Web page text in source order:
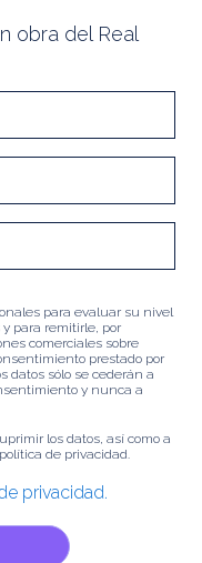
obra del Real
para evaluar su nivel
para remitirle, por
comerciales sobre
prestado por
datos sólo se cederán a
y nunca a
los datos, así como a
de privacidad.
privacidad.